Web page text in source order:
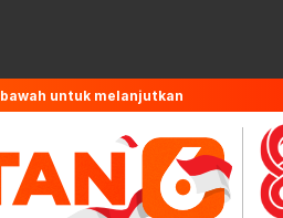
untuk melanjutkan